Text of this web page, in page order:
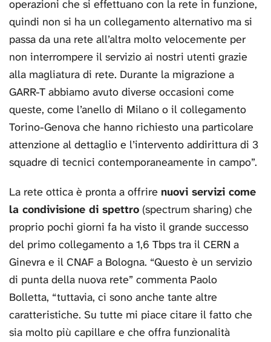
operazioni che si effettuano con la rete in funzione,
quindi non si ha un collegamento alternativo ma si
passa da una rete all’altra molto velocemente per
non interrompere il servizio ai nostri utenti grazie
alla magliatura di rete. Durante la migrazione a
GARR-T abbiamo avuto diverse occasioni come
queste, come l’anello di Milano o il collegamento
Torino-Genova che hanno richiesto una particolare
attenzione al dettaglio e l’intervento addirittura di 3
squadre di tecnici contemporaneamente in campo”.
La rete ottica è pronta a offrire nuovi servizi come
la condivisione di spettro (spectrum sharing) che
proprio pochi giorni fa ha visto il grande successo
del primo collegamento a 1,6 Tbps tra il CERN a
Ginevra e il CNAF a Bologna. “Questo è un servizio
di punta della nuova rete” commenta Paolo
Bolletta, “tuttavia, ci sono anche tante altre
caratteristiche. Su tutte mi piace citare il fatto che
sia molto più capillare e che offra funzionalità